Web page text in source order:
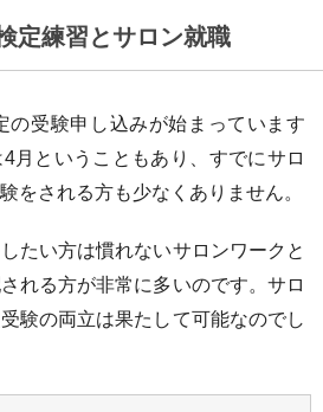
定練習とサロン就職
の受験申し込みが始まっています
月ということもあり、すでにサロ
をされる方も少なくありません。
たい方は慣れないサロンワークと
れる方が非常に多いのです。サロ
験の両立は果たして可能なのでし